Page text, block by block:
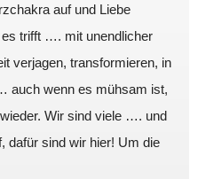
auf und Liebe
trifft …. mit unendlicher
verjagen, transformieren, in
auch wenn es mühsam ist,
Wir sind viele …. und
dafür sind wir hier! Um die